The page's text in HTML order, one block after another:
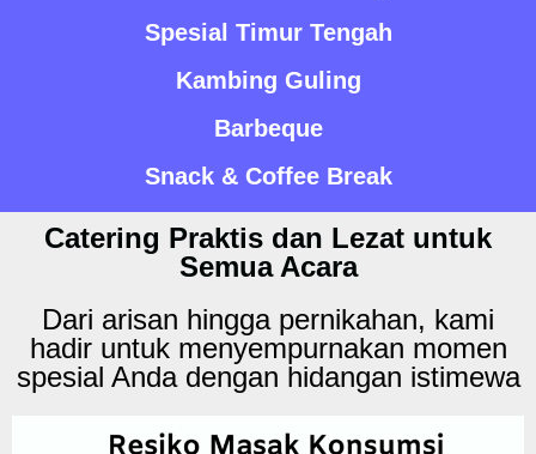
Spesial Timur Tengah
Kambing Guling
Barbeque
Snack & Coffee Break
Catering Praktis dan Lezat untuk
Semua Acara
Dari arisan hingga pernikahan, kami
hadir untuk menyempurnakan momen
spesial Anda dengan hidangan istimewa